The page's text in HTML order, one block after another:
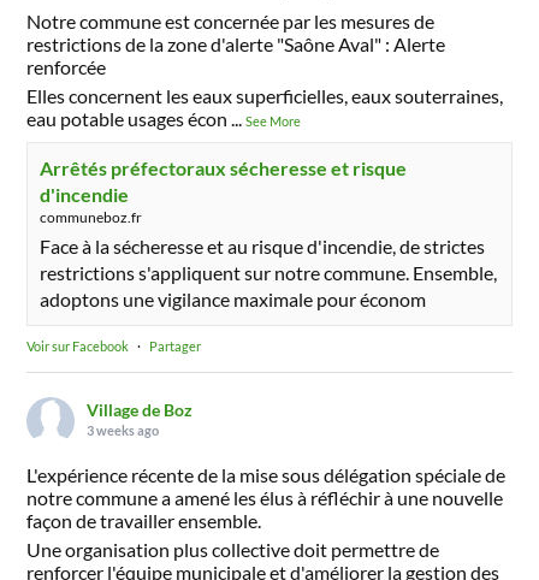
Notre commune est concernée par les mesures de
restrictions de la zone d'alerte "Saône Aval" : Alerte
renforcée
Elles concernent les eaux superficielles, eaux souterraines,
eau potable usages écon ...See More
Arrêtés préfectoraux sécheresse et risque
d'incendie
communeboz.fr
Face à la sécheresse et au risque d'incendie, de strictes
restrictions s'appliquent sur notre commune. Ensemble,
adoptons une vigilance maximale pour économ
Voir sur Facebook · Partager
Village de Boz
3 weeks ago
L'expérience récente de la mise sous délégation spéciale de
notre commune a amené les élus à réfléchir à une nouvelle
façon de travailler ensemble.
Une organisation plus collective doit permettre de
renforcer l'équipe municipale et d'améliorer la gestion des